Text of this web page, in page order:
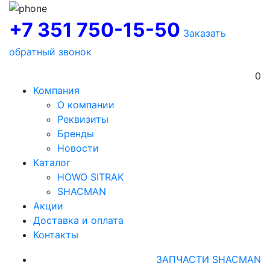
+7 351 750-15-50 Заказать
обратный звонок
0
Компания
О компании
Реквизиты
Бренды
Новости
Каталог
HOWO SITRAK
SHACMAN
Акции
Доставка и оплата
Контакты
ЗАПЧАСТИ SHACMAN